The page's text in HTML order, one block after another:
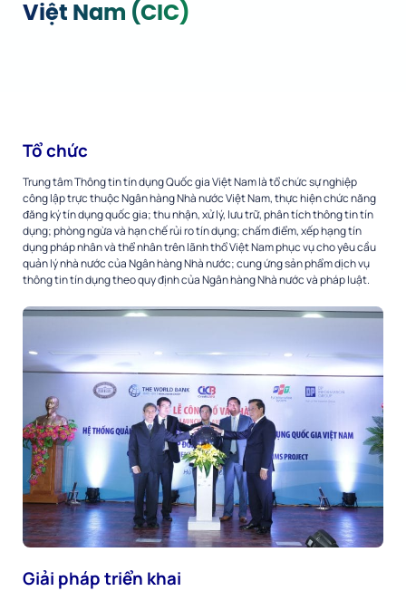
Việt Nam (CIC)
Tổ chức
Trung tâm Thông tin tín dụng Quốc gia Việt Nam là tổ chức sự nghiệp
công lập trực thuộc Ngân hàng Nhà nước Việt Nam, thực hiện chức năng
đăng ký tín dụng quốc gia; thu nhận, xử lý, lưu trữ, phân tích thông tin tín
dụng; phòng ngừa và hạn chế rủi ro tín dụng; chấm điểm, xếp hạng tín
dụng pháp nhân và thể nhân trên lãnh thổ Việt Nam phục vụ cho yêu cầu
quản lý nhà nước của Ngân hàng Nhà nước; cung ứng sản phẩm dịch vụ
thông tin tín dụng theo quy định của Ngân hàng Nhà nước và pháp luật.
Giải pháp triển khai